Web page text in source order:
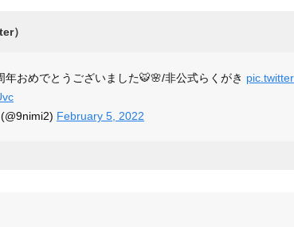
年おめでとうございました🐯🌸/非公式らくがき
February 5, 2022